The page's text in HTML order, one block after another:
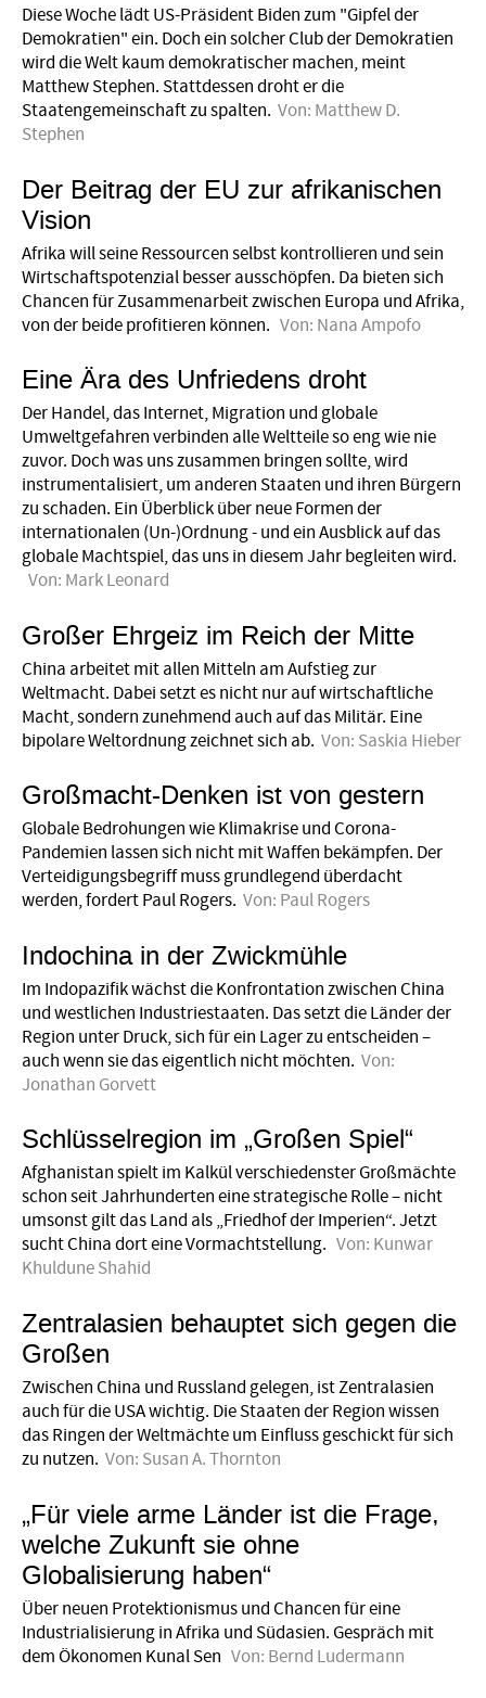
Diese Woche lädt US-Präsident Biden zum "Gipfel der
Demokratien" ein. Doch ein solcher Club der Demokratien
wird die Welt kaum demokratischer machen, meint
Matthew Stephen. Stattdessen droht er die
Staatengemeinschaft zu spalten. Von: Matthew D.
Stephen
Der Beitrag der EU zur afrikanischen
Vision
Afrika will seine Ressourcen selbst kontrollieren und sein
Wirtschaftspotenzial besser ausschöpfen. Da bieten sich
Chancen für Zusammenarbeit zwischen Europa und Afrika,
von der beide profi­tieren können. Von: Nana Ampofo
Eine Ära des Unfriedens droht
Der Handel, das Internet, Migration und globale
Umweltgefahren verbinden alle Weltteile so eng wie nie
zuvor. Doch was uns zusammen bringen sollte, wird
instrumentalisiert, um anderen Staaten und ihren Bürgern
zu schaden. Ein Überblick über neue Formen der
internationalen (Un-)Ordnung - und ein Ausblick auf das
globale Machtspiel, das uns in diesem Jahr begleiten wird.
Von: Mark Leonard
Großer Ehrgeiz im Reich der Mitte
China arbeitet mit allen Mitteln am Aufstieg zur
Weltmacht. Dabei setzt es nicht nur auf wirtschaftliche
Macht, sondern zunehmend auch auf das Militär. Eine
bipolare Weltordnung zeichnet sich ab. Von: Saskia Hieber
Großmacht-Denken ist von gestern
Globale Bedrohungen wie Klimakrise und Corona-
Pandemien lassen sich nicht mit Waffen bekämpfen. Der
Verteidigungsbegriff muss grundlegend überdacht
werden, fordert Paul Rogers. Von: Paul Rogers
Indochina in der Zwickmühle
Im Indopazifik wächst die Konfrontation zwischen China
und westlichen Industriestaaten. Das setzt die Länder der
Region unter Druck, sich für ein Lager zu entscheiden –
auch wenn sie das eigentlich nicht möchten. Von:
Jonathan Gorvett
Schlüsselregion im „Großen Spiel“
Afghanistan spielt im Kalkül verschiedenster Großmächte
schon seit Jahrhunderten eine strategische Rolle – nicht
umsonst gilt das Land als „Friedhof der Imperien“. Jetzt
sucht China dort eine Vormachtstellung. Von: Kunwar
Khuldune Shahid
Zentralasien behauptet sich gegen die
Großen
Zwischen China und Russland gelegen, ist Zentralasien
auch für die USA wichtig. Die Staaten der Region wissen
das Ringen der Weltmächte um Einfluss geschickt für sich
zu nutzen. Von: Susan A. Thornton
„Für viele arme Länder ist die Frage,
welche Zukunft sie ohne
Globalisierung haben“
Über neuen Protektionismus und Chancen für eine
Industrialisierung in Afrika und Südasien. Gespräch mit
dem Ökonomen Kunal Sen Von: Bernd Ludermann